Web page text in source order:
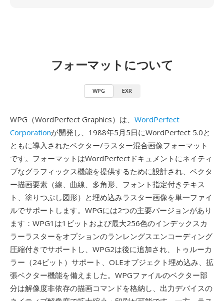
フォーマットについて
WPG EXR
WPG（WordPerfect Graphics）は、 WordPerfect
Corporationが開発し、1988年5月5日にWordPerfect 5.0と
ともに導入されたベクター/ラスター混合画像フォーマット
です。フォーマットはWordPerfectドキュメントにネイティ
ブなグラフィックス機能を提供するために設計され、ベクタ
ー描画要素（線、曲線、多角形、フォント指定付きテキス
ト、塗りつぶし図形）と埋め込みラスター画像を単一ファイ
ルでサポートします。WPGには2つの主要バージョンがあり
ます：WPG1は1ビットおよび最大256色のインデックスカ
ラーラスターをオプションのランレングスエンコーディング
圧縮付きでサポートし、WPG2は後に追加され、トゥルーカ
ラー（24ビット）サポート、OLEオブジェクト埋め込み、拡
張ベクター機能を備えました。WPGファイルのベクター部
分は解像度非依存の描画コマンドを格納し、出力デバイスの